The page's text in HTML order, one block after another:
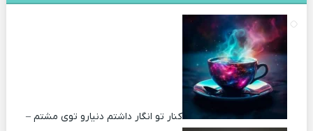
کنار تو انگار داشتم دنیارو توی مشتم –